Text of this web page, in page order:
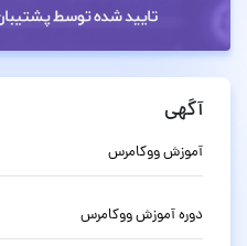
آگهی
آموزش ووکامرس
دوره آموزش ووکامرس